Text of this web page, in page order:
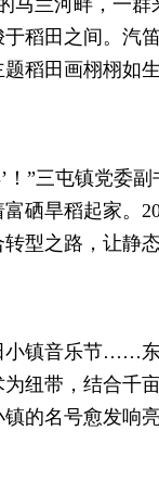
兰河畔，一群
稻田之间。汽
稻田画栩栩如
”三屯镇党委副
硒旱稻起家。
型之路，让静
镇音乐节……东
纽带，结合千
的名号愈发响